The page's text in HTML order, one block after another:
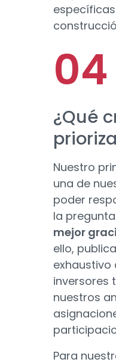
¿Qué
Nuestro
una de
poder
la
mejor
ello,
exhaustivo
inversores
nuestros
Para